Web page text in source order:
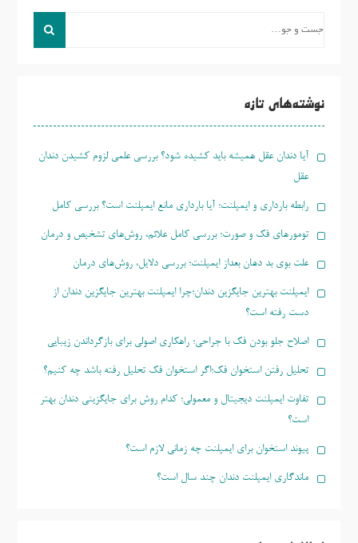
نوشته‌های تازه
آیا دندان عقل همیشه باید کشیده شود؟ بررسی علمی لزوم کشیدن دندان
عقل
رابطه بارداری و ایمپلنت؛ آیا بارداری مانع ایمپلنت است؟ بررسی کامل
تومورهای فک و صورت؛ بررسی کامل علائم، روش‌های تشخیص و درمان
علت بوی بد دهان بعداز ایمپلنت؛ بررسی دلایل، روش‌های درمان
ایمپلنت بهترین جایگزین دندان؛چرا ایمپلنت بهترین جایگزین دندان از
دست رفته است؟
اصلاح جلو بودن فک با جراحی؛ راهکاری اصولی برای بازگرداندن زیبایی
تحلیل رفتن استخوان فک؛اگر استخوان فک تحلیل رفته باشد چه کنیم؟
تفاوت ایمپلنت دیجیتال و معمولی؛ کدام روش برای جایگزینی دندان بهتر
است؟
پیوند استخوان برای ایمپلنت چه زمانی لازم است؟
ماندگاری ایمپلنت دندان چند سال است؟